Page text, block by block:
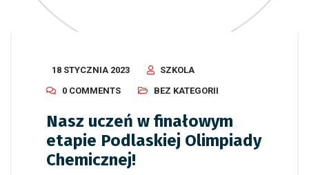
18 STYCZNIA 2023
SZKOLA
0 COMMENTS
BEZ KATEGORII
Nasz uczeń w finałowym
etapie Podlaskiej Olimpiady
Chemicznej!